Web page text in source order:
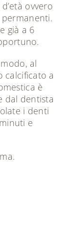
ovvero
già a 6
al
calcificato a
è
dal dentista
i denti
e